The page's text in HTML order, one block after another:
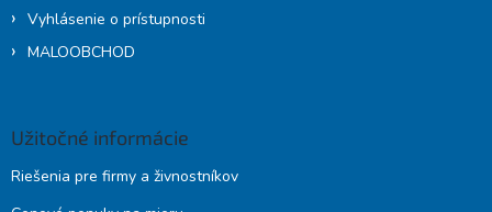
Vyhlásenie o prístupnosti
MALOOBCHOD
Užitočné informácie
Riešenia pre firmy a živnostníkov